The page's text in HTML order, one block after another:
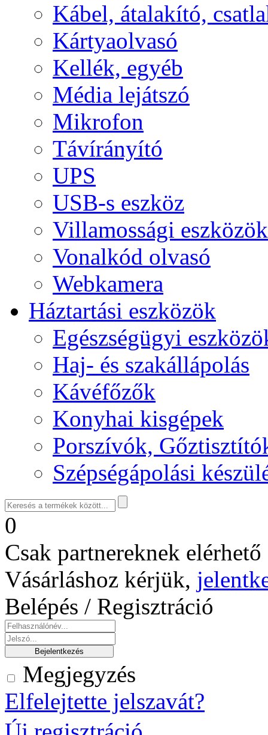
Kábel, átalakító,
Kártyaolvasó
Kellék, egyéb
Média lejátszó
Mikrofon
Távírányító
UPS
USB-s eszköz
Villamossági eszközök
Vonalkód olvasó
Webkamera
Háztartási eszközök
Egészségügyi
Haj- és szakállápolás
Kávéfőzők
Konyhai kisgépek
Porszívók,
Szépségápolási
0
Csak partnereknek
Vásárláshoz kérjük,
Belépés / Regisztráció
Megjegyzés
Elfelejtette jelszavát?